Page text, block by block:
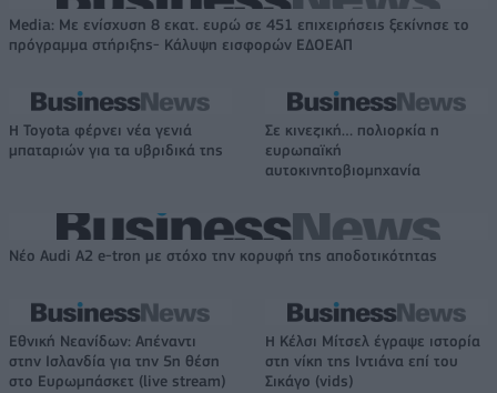
Media: Με ενίσχυση 8 εκατ. ευρώ σε 451 επιχειρήσεις ξεκίνησε το
πρόγραμμα στήριξης- Κάλυψη εισφορών ΕΔΟΕΑΠ
Η Toyota φέρνει νέα γενιά
μπαταριών για τα υβριδικά της
Σε κινεζική… πολιορκία η
ευρωπαϊκή
αυτοκινητοβιομηχανία
Νέο Audi A2 e-tron με στόχο την κορυφή της αποδοτικότητας
Εθνική Νεανίδων: Απέναντι
στην Ισλανδία για την 5η θέση
στο Ευρωμπάσκετ (live stream)
Η Κέλσι Μίτσελ έγραψε ιστορία
στη νίκη της Ιντιάνα επί του
Σικάγο (vids)